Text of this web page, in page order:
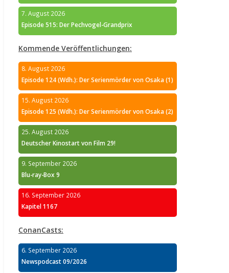
7. August 2026
Episode 515: Der Pechvogel-Grandprix
Kommende Veröffentlichungen:
8. August 2026
Episode 124 (Wdh.): Der Serienmörder von Osaka (1)
15. August 2026
Episode 125 (Wdh.): Der Serienmörder von Osaka (2)
25. August 2026
Deutscher Kinostart von Film 29!
9. September 2026
Blu-ray-Box 9
16. September 2026
Kapitel 1167
ConanCasts:
6. September 2026
Newspodcast 09/2026